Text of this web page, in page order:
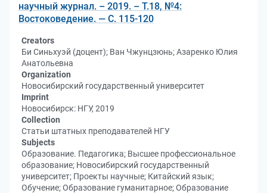
научный журнал. – 2019. – Т.18, №4:
Востоковедение. — С. 115-120
Creators
Би Синьхуэй (доцент); Ван Чжунцзюнь; Азаренко Юлия
Анатольевна
Organization
Новосибирский государственный университет
Imprint
Новосибирск: НГУ, 2019
Collection
Статьи штатных преподавателей НГУ
Subjects
Образование. Педагогика; Высшее профессиональное
образование; Новосибирский государственный
университет; Проекты научные; Китайский язык;
Обучение; Образование гуманитарное; Образование